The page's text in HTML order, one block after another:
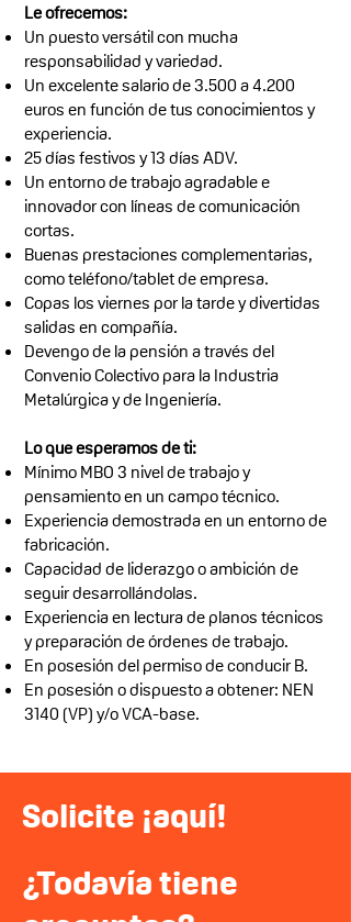
Le ofrecemos:
Un puesto versátil con mucha
responsabilidad y variedad.
Un excelente salario de 3.500 a 4.200
euros en función de tus conocimientos y
experiencia.
25 días festivos y 13 días ADV.
Un entorno de trabajo agradable e
innovador con líneas de comunicación
cortas.
Buenas prestaciones complementarias,
como teléfono/tablet de empresa.
Copas los viernes por la tarde y divertidas
salidas en compañía.
Devengo de la pensión a través del
Convenio Colectivo para la Industria
Metalúrgica y de Ingeniería.
Lo que esperamos de ti:
Mínimo MBO 3 nivel de trabajo y
pensamiento en un campo técnico.
Experiencia demostrada en un entorno de
fabricación.
Capacidad de liderazgo o ambición de
seguir desarrollándolas.
Experiencia en lectura de planos técnicos
y preparación de órdenes de trabajo.
En posesión del permiso de conducir B.
En posesión o dispuesto a obtener: NEN
3140 (VP) y/o VCA-base.
Solicite ¡aquí!
¿Todavía tiene